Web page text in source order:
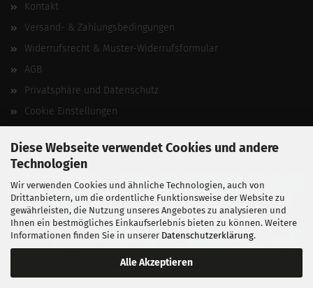
Diese Webseite verwendet Cookies und andere
Technologien
Wir verwenden Cookies und ähnliche Technologien, auch von
Drittanbietern, um die ordentliche Funktionsweise der Website zu
gewährleisten, die Nutzung unseres Angebotes zu analysieren und
Ihnen ein bestmögliches Einkaufserlebnis bieten zu können. Weitere
Informationen finden Sie in unserer Datenschutzerklärung.
Alle Akzeptieren
Kontakt
Versand- & Zahlungsbedingungen
Widerrufsrecht & Muster-Widerrufsformular
AGB
Privatsphäre und Datenschutz
Cookie Einstellungen
Vertrag widerrufen